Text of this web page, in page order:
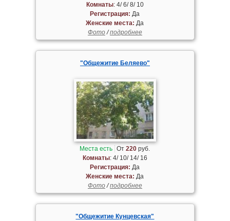
Комнаты: 4/ 6/ 8/ 10
Регистрация: Да
Женские места: Да
Фото/подробнее
"Общежитие Беляево"
Места есть От220 руб.
Комнаты: 4/ 10/ 14/ 16
Регистрация: Да
Женские места: Да
Фото/подробнее
"Общежитие Кунцевская"